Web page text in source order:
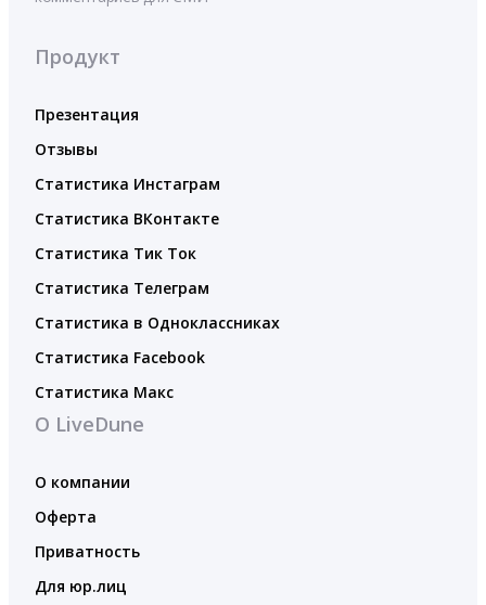
Продукт
Презентация
Отзывы
Статистика Инстаграм
Статистика ВКонтакте
Статистика Тик Ток
Статистика Телеграм
Статистика в Одноклассниках
Статистика Facebook
Статистика Макс
О LiveDune
О компании
Оферта
Приватность
Для юр.лиц